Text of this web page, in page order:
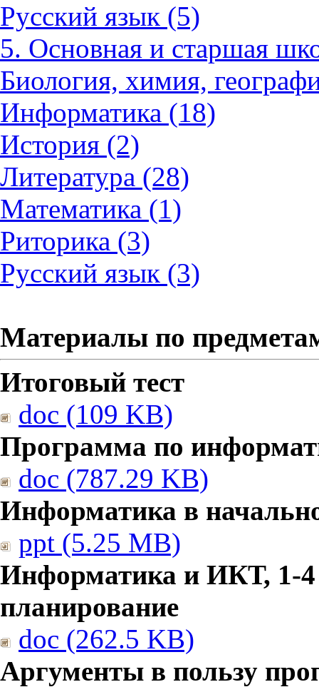
Русский язык (5)
5. Основная и старшая
Биология, химия,
Информатика (18)
История (2)
Литература (28)
Математика (1)
Риторика (3)
Русский язык (3)
Материалы по
Итоговый тест
doc (109 KB)
Программа по
doc (787.29 KB)
Информатика в
ppt (5.25 MB)
Информатика и ИКТ, 1-4
планирование
doc (262.5 KB)
Аргументы в пользу